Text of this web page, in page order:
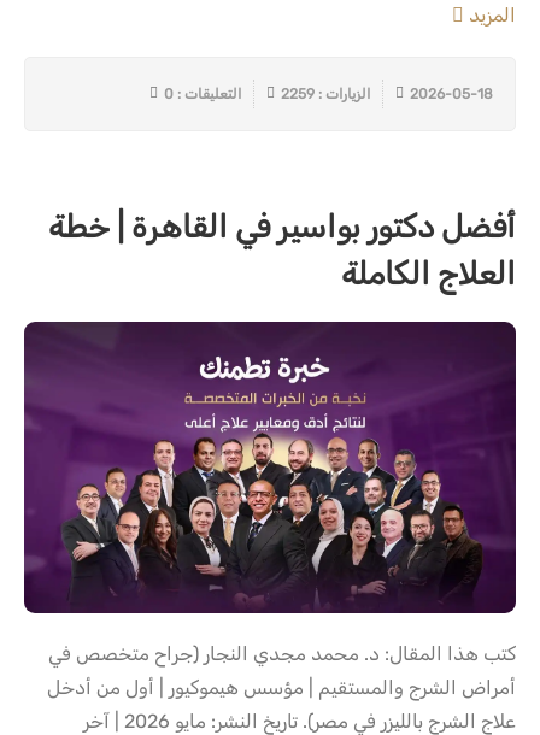
المزيد
2026-05-18 الزيارات : 2259 التعليقات : 0
أفضل دكتور بواسير في القاهرة | خطة
العلاج الكاملة
كتب هذا المقال: د. محمد مجدي النجار (جراح متخصص في
أمراض الشرج والمستقيم | مؤسس هيموكيور | أول من أدخل
علاج الشرج بالليزر في مصر). تاريخ النشر: مايو 2026 | آخر